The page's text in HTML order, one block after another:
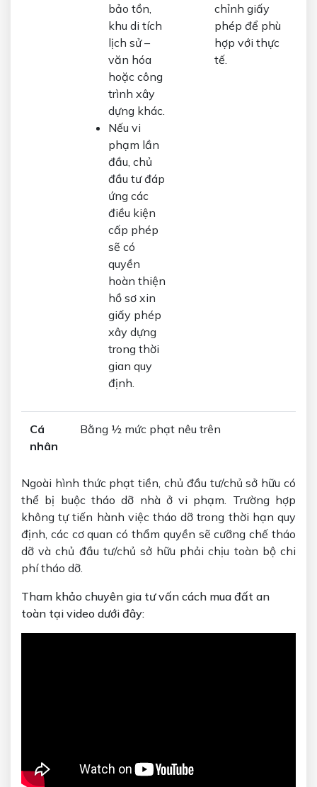
bảo tồn,
khu di tích
lịch sử –
văn hóa
hoặc công
trình xây
dựng khác.
Nếu vi
phạm lần
đầu, chủ
đầu tư đáp
ứng các
điều kiện
cấp phép
sẽ có
quyền
hoàn thiện
hồ sơ xin
giấy phép
xây dựng
trong thời
gian quy
định.
chỉnh giấy
phép để phù
hợp với thực
tế.
Cá
nhân
Bằng ½ mức phạt nêu trên
Ngoài hình thức phạt tiền, chủ đầu tư/chủ sở hữu có
thể bị buộc tháo dỡ nhà ở vi phạm. Trường hợp
không tự tiến hành việc tháo dỡ trong thời hạn quy
định, các cơ quan có thẩm quyền sẽ cưỡng chế tháo
dỡ và chủ đầu tư/chủ sở hữu phải chịu toàn bộ chi
phí tháo dỡ.
Tham khảo chuyên gia tư vấn cách mua đất an
toàn tại video dưới đây: